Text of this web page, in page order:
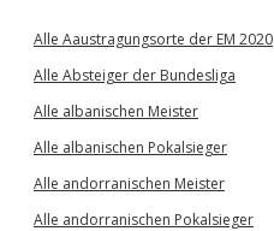
Alle Aaustragungsorte der EM 2020
Alle Absteiger der Bundesliga
Alle albanischen Meister
Alle albanischen Pokalsieger
Alle andorranischen Meister
Alle andorranischen Pokalsieger